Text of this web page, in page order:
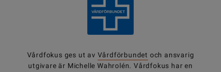
Vårdfokus ges ut av Vårdförbundet och ansvarig
utgivare är Michelle Wahrolén. Vårdfokus har en